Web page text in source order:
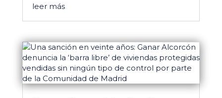
leer más